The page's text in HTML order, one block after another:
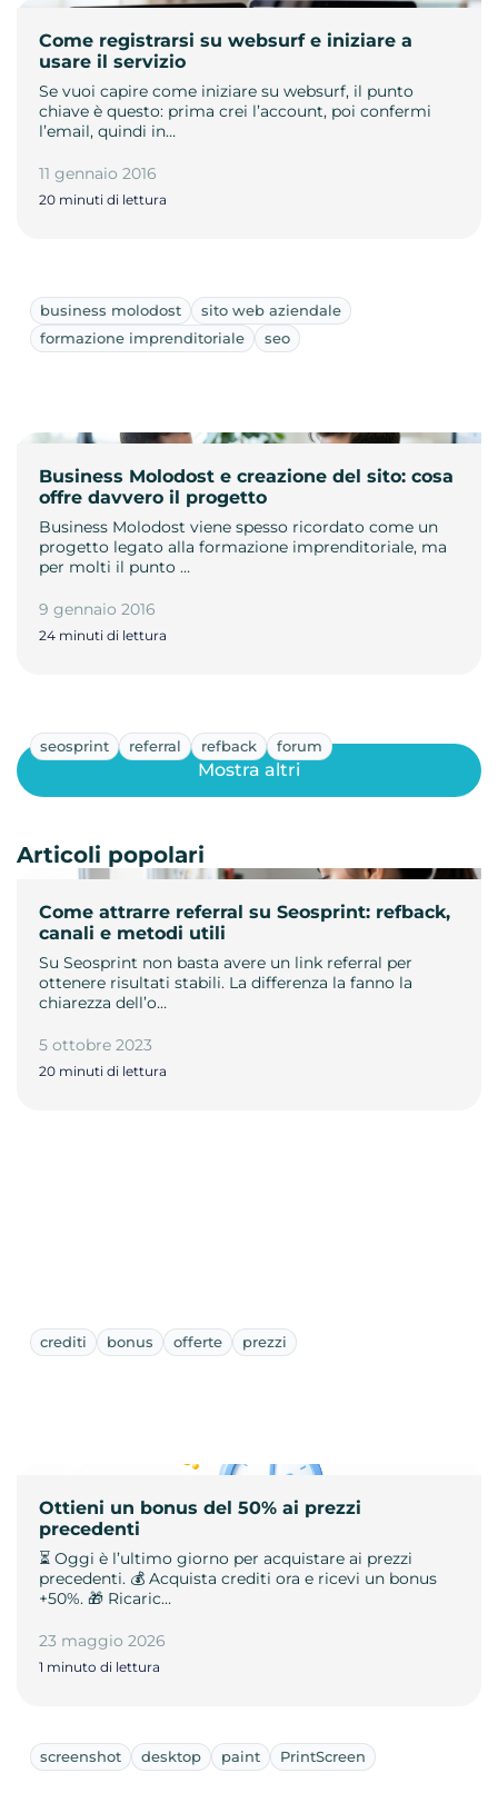
Come registrarsi su websurf e iniziare a
usare il servizio
Se vuoi capire come iniziare su websurf, il punto
chiave è questo: prima crei l’account, poi confermi
l’email, quindi in…
11 gennaio 2016
20 minuti di lettura
business molodost
sito web aziendale
formazione imprenditoriale
seo
Business Molodost e creazione del sito: cosa
offre davvero il progetto
Business Molodost viene spesso ricordato come un
progetto legato alla formazione imprenditoriale, ma
per molti il punto …
9 gennaio 2016
24 minuti di lettura
seosprint referral refback forum
Come attrarre referral su Seosprint: refback,
canali e metodi utili
Su Seosprint non basta avere un link referral per
ottenere risultati stabili. La differenza la fanno la
chiarezza dell’o…
5 ottobre 2023
20 minuti di lettura
Mostra altri
Articoli popolari
crediti bonus offerte prezzi
Ottieni un bonus del 50% ai prezzi
precedenti
⏳ Oggi è l’ultimo giorno per acquistare ai prezzi
precedenti. 💰 Acquista crediti ora e ricevi un bonus
+50%. 🎁 Ricaric…
23 maggio 2026
1 minuto di lettura
screenshot desktop paint PrintScreen